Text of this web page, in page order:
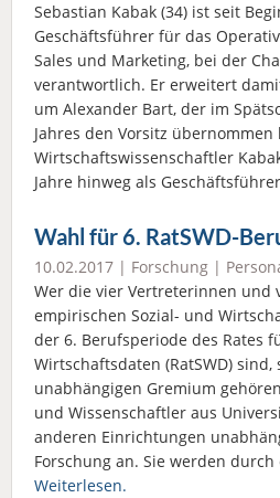
Sebastian Kabak (34) ist seit
Geschäftsführer für das
Sales und Marketing, bei der
verantwortlich. Er erweitert
um Alexander Bart, der im
Jahres den Vorsitz
Wirtschaftswissenschaftler
Jahre hinweg als
Wahl für 6. RatSWD-
10.02.2017 | Forschung |
Wer die vier Vertreterinnen und
empirischen Sozial- und
der 6. Berufsperiode des Rates
Wirtschaftsdaten (RatSWD)
unabhängigen Gremium
und Wissenschaftler aus
anderen Einrichtungen
Forschung an. Sie werden
Weiterlesen.